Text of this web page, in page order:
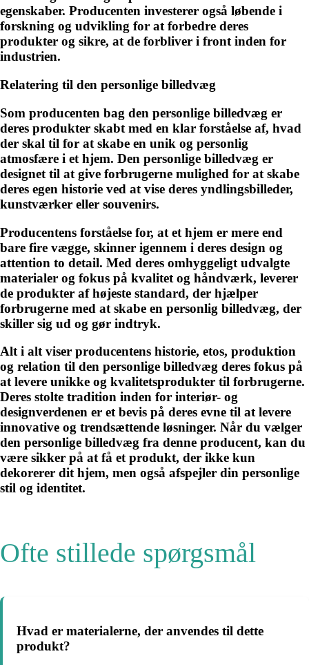
egenskaber. Producenten investerer også løbende i
forskning og udvikling for at forbedre deres
produkter og sikre, at de forbliver i front inden for
industrien.
Relatering til den personlige billedvæg
Som producenten bag den personlige billedvæg er
deres produkter skabt med en klar forståelse af, hvad
der skal til for at skabe en unik og personlig
atmosfære i et hjem. Den personlige billedvæg er
designet til at give forbrugerne mulighed for at skabe
deres egen historie ved at vise deres yndlingsbilleder,
kunstværker eller souvenirs.
Producentens forståelse for, at et hjem er mere end
bare fire vægge, skinner igennem i deres design og
attention to detail. Med deres omhyggeligt udvalgte
materialer og fokus på kvalitet og håndværk, leverer
de produkter af højeste standard, der hjælper
forbrugerne med at skabe en personlig billedvæg, der
skiller sig ud og gør indtryk.
Alt i alt viser producentens historie, etos, produktion
og relation til den personlige billedvæg deres fokus på
at levere unikke og kvalitetsprodukter til forbrugerne.
Deres stolte tradition inden for interiør- og
designverdenen er et bevis på deres evne til at levere
innovative og trendsættende løsninger. Når du vælger
den personlige billedvæg fra denne producent, kan du
være sikker på at få et produkt, der ikke kun
dekorerer dit hjem, men også afspejler din personlige
stil og identitet.
Ofte stillede spørgsmål
Hvad er materialerne, der anvendes til dette
produkt?